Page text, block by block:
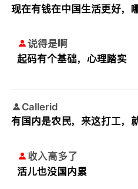
现在有钱在中国生活更好，
说得是啊
起码有个基础，心理踏实
Callerid
有国内是农民，来这打工，
收入高多了
活儿也没国内累